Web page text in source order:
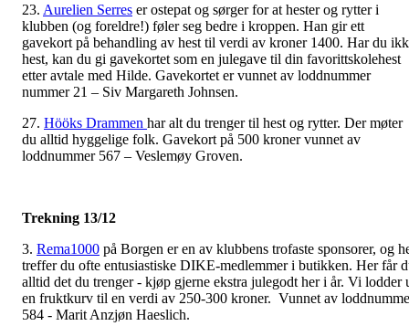
23. Aurelien Serres er ostepat og sørger for at hester og rytter i
klubben (og foreldre!) føler seg bedre i kroppen. Han gir ett
gavekort på behandling av hest til verdi av kroner 1400. Har du
hest, kan du gi gavekortet som en julegave til din favorittskolehest
etter avtale med Hilde. Gavekortet er vunnet av loddnummer
nummer 21 – Siv Margareth Johnsen.
27. Hööks Drammen har alt du trenger til hest og rytter. Der møter
du alltid hyggelige folk. Gavekort på 500 kroner vunnet av
loddnummer 567 – Veslemøy Groven.
Trekning 13/12
3. Rema1000 på Borgen er en av klubbens trofaste sponsorer, og
treffer du ofte entusiastiske DIKE-medlemmer i butikken. Her får
alltid det du trenger - kjøp gjerne ekstra julegodt her i år. Vi lodder
en fruktkurv til en verdi av 250-300 kroner. Vunnet av
584 - Marit Anzjøn Haeslich.